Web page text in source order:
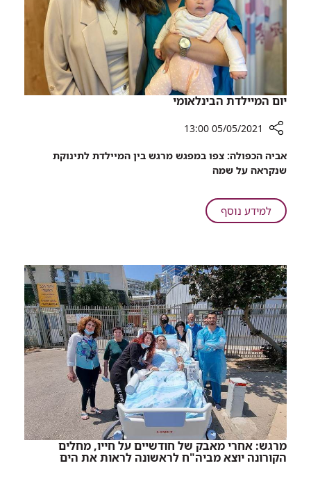
יום המיילדת הבינלאומי
שיתוף
יום
הבינלאומי
05/05/2021 13:00
אביה הכפולה: צפו במפגש מרגש בין המיילדת לתינוקת
שנקראה על שמה
למידע נוסףעל
יום
מרגש: אחרי מאבק של חודשיים על חייו, מחלים
הקורונה יוצא מביה"ח לראשונה לראות את הים